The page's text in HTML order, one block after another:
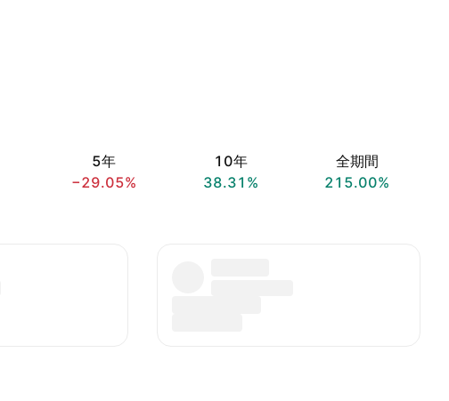
5年
−29.05%
10年
38.31%
全期間
215.00%